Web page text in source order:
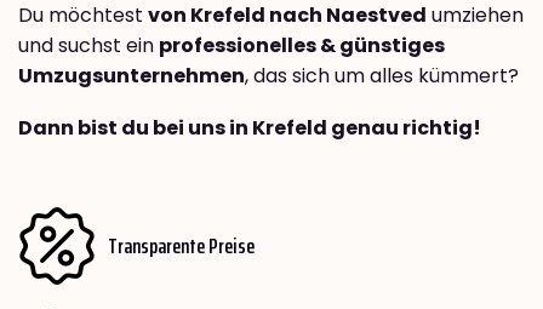
Du möchtest von Krefeld nach Naestved umziehen
und suchst ein professionelles & günstiges
Umzugsunternehmen, das sich um alles kümmert?
Dann bist du bei uns in Krefeld genau richtig!
Transparente Preise